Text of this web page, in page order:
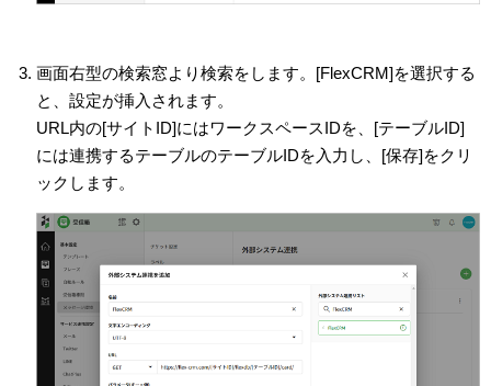
画面右型の検索窓より検索をします。[FlexCRM]を選択する
と、設定が挿入されます。
URL内の[サイトID]にはワークスペースIDを、[テーブルID]
には連携するテーブルのテーブルIDを入力し、[保存]をクリ
ックします。